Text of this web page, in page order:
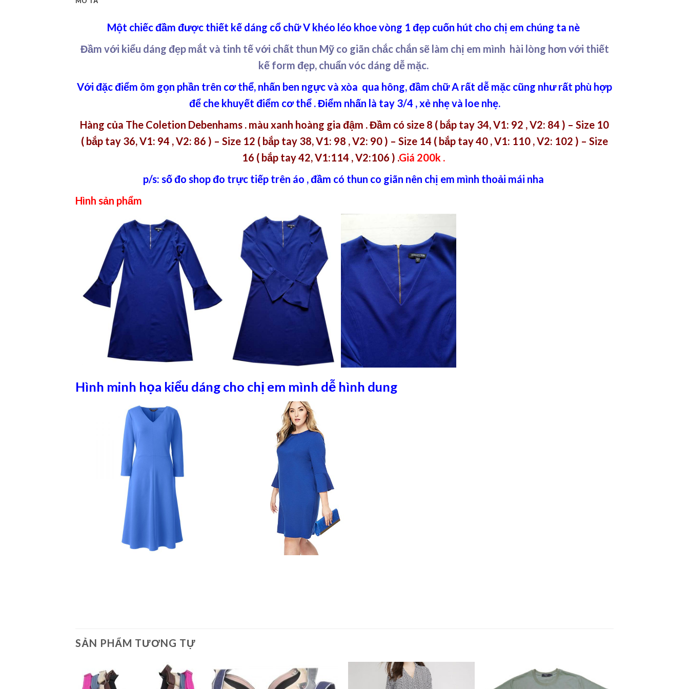
Một chiếc đầm được thiết kế dáng cổ chữ V khéo léo khoe vòng 1 đẹp cuốn hút cho chị em chúng ta nè
Đầm với kiểu dáng đẹp mắt và tinh tế với chất thun Mỹ co giãn chắc chắn sẽ làm chị em mình hài lòng hơn với thiết
kế form đẹp, chuẩn vóc dáng dễ mặc.
Với đặc điểm ôm gọn phần trên cơ thể, nhấn ben ngực và xòa qua hông, đầm chữ A rất dễ mặc cũng như rất phù hợp
để che khuyết điểm cơ thể . Điểm nhấn là tay 3/4 , xẻ nhẹ và loe nhẹ.
Hàng của The Coletion Debenhams . màu xanh hoàng gia đậm . Đầm có size 8 ( bắp tay 34, V1: 92 , V2: 84 ) – Size 10
( bắp tay 36, V1: 94 , V2: 86 ) – Size 12 ( bắp tay 38, V1: 98 , V2: 90 ) – Size 14 ( bắp tay 40 , V1: 110 , V2: 102 ) – Size
16 ( bắp tay 42, V1:114 , V2:106 ) .Giá 200k .
p/s: số đo shop đo trực tiếp trên áo , đầm có thun co giãn nên chị em mình thoải mái nha
Hình sản phẩm
Hình minh họa kiểu dáng cho chị em mình dễ hình dung
SẢN PHẨM TƯƠNG TỰ